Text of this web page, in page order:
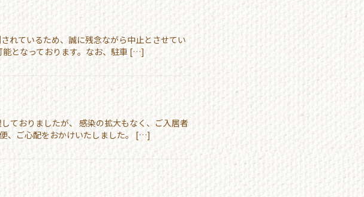
れているため、誠に残念ながら中止とさせてい
となっております。なお、駐車 […]
ておりましたが、 感染の拡大もなく、ご入居者
、ご心配をおかけいたしました。 […]